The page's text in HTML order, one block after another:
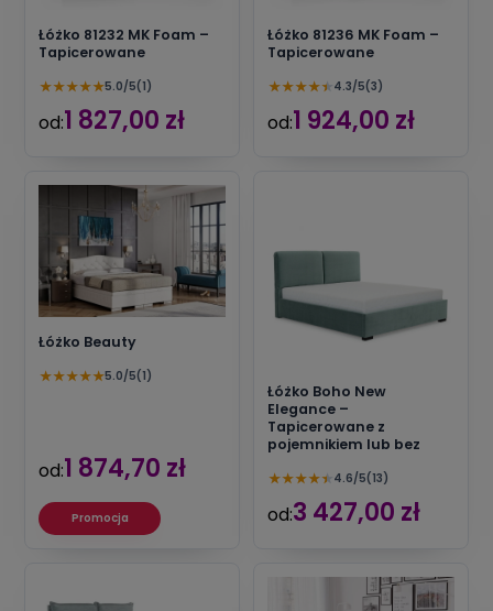
Łóżko 81232 MK Foam –
Tapicerowane
★★★★★5.0/5(1)
od:1 827,00 zł
Łóżko 81236 MK Foam –
Tapicerowane
★★★★★ 4.3/5(3)
od:1 924,00 zł
Łóżko Beauty
★★★★★5.0/5(1)
od:1 874,70 zł
Promocja
Łóżko Boho New
Elegance –
Tapicerowane z
pojemnikiem lub bez
★★★★★ 4.6/5(13)
od:3 427,00 zł